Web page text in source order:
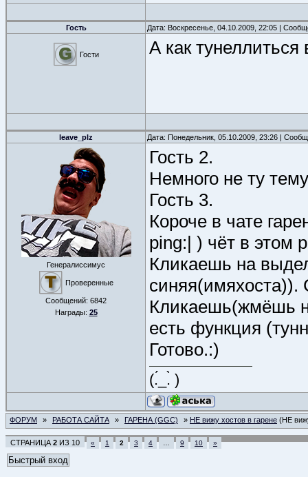
Гость Дата: Воскресенье, 04.10.2009, 22:05 |
Гости А как
leave_plz Дата: Понедельник, 05.10.2009, 23:26 |
Генералиссимус
Проверенные
Сообщений: 6842
Награды: 25
Гость 2.
Немного не ту
Гость 3.
Короче в чате
ping:| ) чёт в этом
Кликаешь на
синяя(имяхоста)).
Кликаешь(жмёшь
есть функция
Готово.:)
(.́_.̀ )
ФОРУМ » РАБОТА САЙТА » ГАРЕНА (GGC) » НЕ вижу хостов в гарене (НЕ
СТРАНИЦА 2 ИЗ 10 « 1 2 3 4 9 10 »